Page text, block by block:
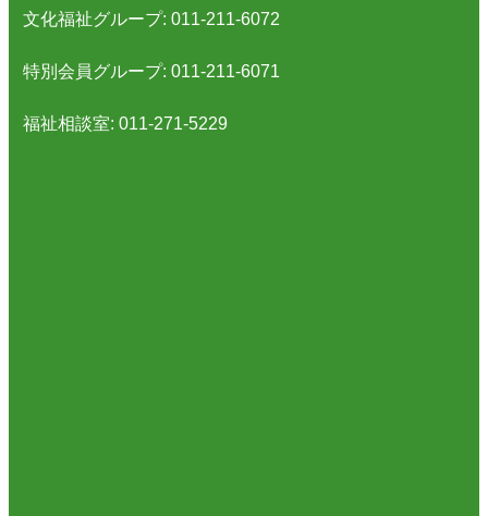
文化福祉グループ: 011-211-6072
特別会員グループ: 011-211-6071
福祉相談室: 011-271-5229